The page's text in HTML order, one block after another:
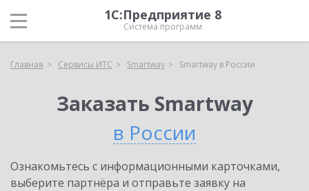
1С:Предприятие 8
Система программ
Главная Сервисы ИТС Smartway Smartway в России
Заказать Smartway
в России
Ознакомьтесь с информационными карточками,
выберите партнёра и отправьте заявку на